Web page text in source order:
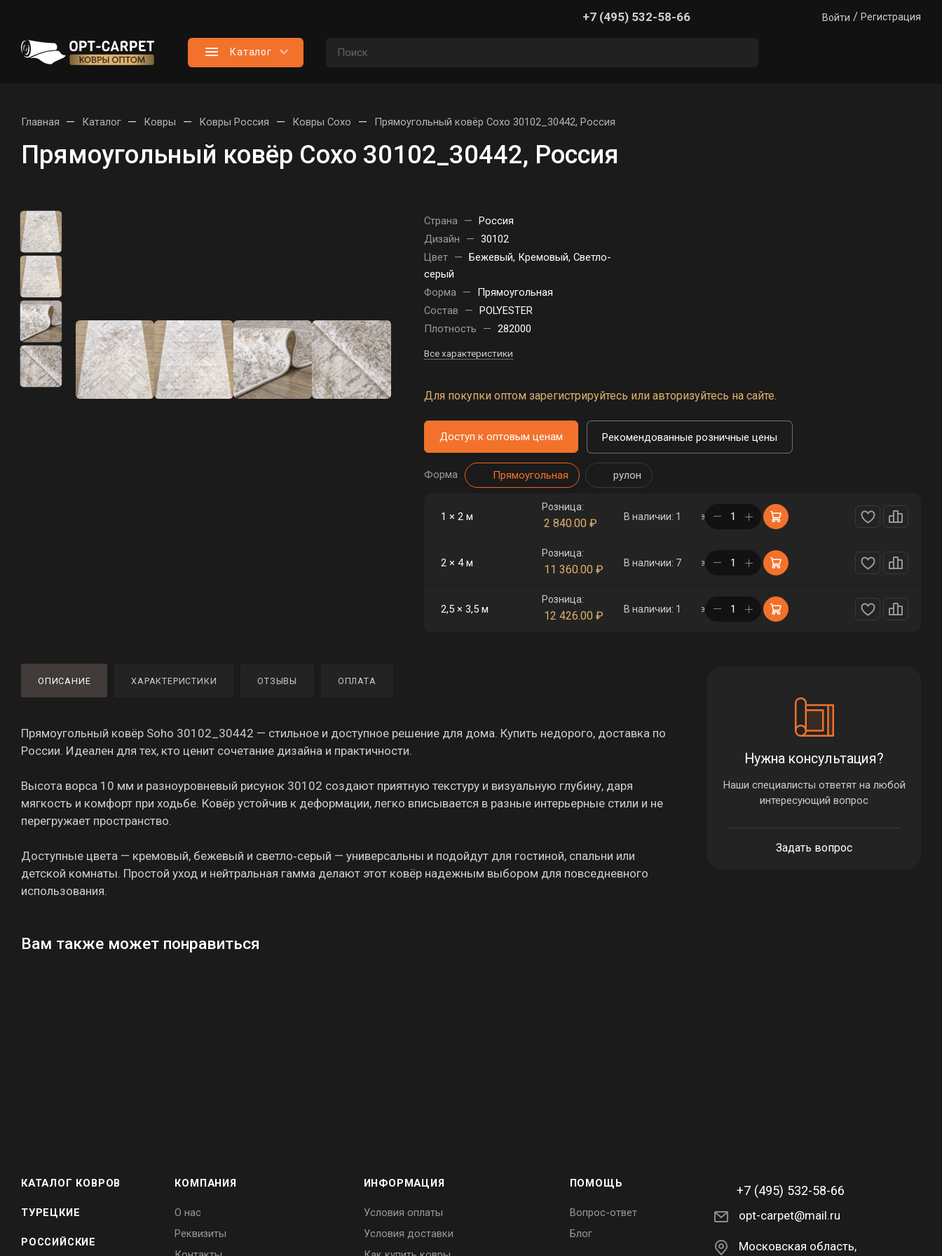
+7 (495) 532-58-66 Войти / Регистрация
Каталог
Главная — Каталог — Ковры — Ковры Россия — Ковры Сохо — Прямоугольный ковёр Сохо 30102_30442, Россия
Прямоугольный ковёр Сохо 30102_30442, Россия
Страна — Россия
Дизайн
— 30102
Цвет — Бежевый, Кремовый, Светло-
серый
Форма —
Прямоугольная
Состав
— POLYESTER
Плотность
— 282000
Все характеристики
Для покупки оптом зарегистрируйтесь или авторизуйтесь на сайте.
Доступ к оптовым ценам Рекомендованные розничные цены
Форма Прямоугольная рулон
1 × 2 м
Розница:
2 840.00 ₽
В наличии: 1в корзине
2 × 4 м
Розница:
11 360.00 ₽
В наличии: 7в корзине
2,5 × 3,5 м
Розница:
12 426.00 ₽
В наличии: 1в корзине
ОПИСАНИЕ ХАРАКТЕРИСТИКИ ОТЗЫВЫ ОПЛАТА
Прямоугольный ковёр Soho 30102_30442 — стильное и доступное решение для дома. Купить недорого, доставка по
России. Идеален для тех, кто ценит сочетание дизайна и практичности.
Высота ворса 10 мм и разноуровневый рисунок 30102 создают приятную текстуру и визуальную глубину, даря
мягкость и комфорт при ходьбе. Ковёр устойчив к деформации, легко вписывается в разные интерьерные стили и не
перегружает пространство.
Доступные цвета — кремовый, бежевый и светло‑серый — универсальны и подойдут для гостиной, спальни или
детской комнаты. Простой уход и нейтральная гамма делают этот ковёр надежным выбором для повседневного
использования.
Вам также может понравиться
Нужна консультация?
Наши специалисты ответят на любой
интересующий вопрос
Задать вопрос
КАТАЛОГ КОВРОВ
ТУРЕЦКИЕ
РОССИЙСКИЕ
КОМПАНИЯ
О нас
Реквизиты
ИНФОРМАЦИЯ
Условия оплаты
Условия доставки
ПОМОЩЬ
Вопрос-ответ
Блог
+7 (495) 532-58-66
opt-carpet@mail.ru
Московская область,